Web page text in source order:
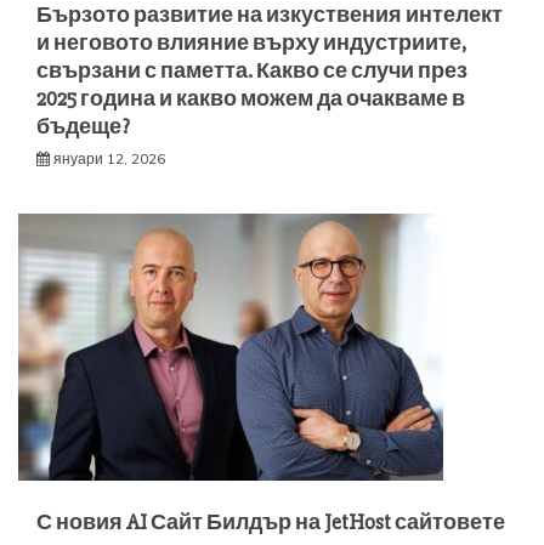
Бързото развитие на изкуствения интелект
и неговото влияние върху индустриите,
свързани с паметта. Какво се случи през
2025 година и какво можем да очакваме в
бъдеще?
януари 12, 2026
С новия AI Сайт Билдър на JetHost сайтовете